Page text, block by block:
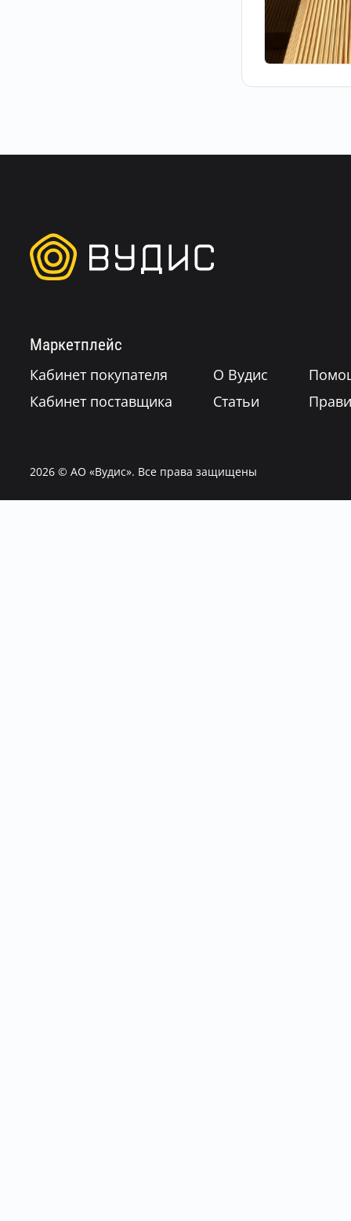
Маркетплейс
Кабинет покупателя
Кабинет поставщика
О Вудис
Статьи
2026© АО «Вудис». Все права защищены